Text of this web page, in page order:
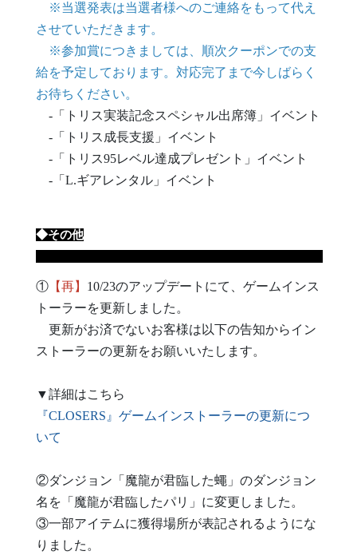
※当選発表は当選者様へのご連絡をもって代え
させていただきます。
※参加賞につきましては、順次クーポンでの支
給を予定しております。対応完了まで今しばらく
お待ちください。
-「トリス実装記念スペシャル出席簿」イベント
-「トリス成長支援」イベント
-「トリス95レベル達成プレゼント」イベント
-「L.ギアレンタル」イベント
◆その他
① 【再】 10/23のアップデートにて、ゲームインス
トーラーを更新しました。
更新がお済でないお客様は以下の告知からイン
ストーラーの更新をお願いいたします。
▼詳細はこちら
『CLOSERS』ゲームインストーラーの更新につ
いて
②ダンジョン「魔龍が君臨した蠅」のダンジョン
名を「魔龍が君臨したパリ」に変更しました。
③一部アイテムに獲得場所が表記されるようにな
りました。